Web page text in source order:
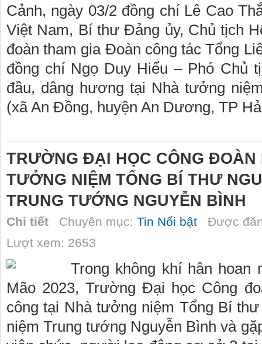
Cảnh, ngày 03/2 đồng chí Lê Cao
Việt Nam, Bí thư Đảng ủy, Chủ tịch
đoàn tham gia Đoàn công tác Tổng
đồng chí Ngọ Duy Hiểu – Phó Chủ
đầu, dâng hương tại Nhà tưởng
(xã An Đồng, huyện An Dương, TP
TRƯỜNG ĐẠI HỌC CÔNG
TƯỞNG NIỆM TỔNG BÍ THƯ
TRUNG TƯỚNG NGUYỄN BÌNH
Chi tiết Chuyên mục: Tin Nổi bật Được
Lượt xem: 2653
Trong không khí hân hoan
Mão 2023, Trường Đại học Công
công tại Nhà tưởng niệm Tổng Bí
niệm Trung tướng Nguyễn Bình và